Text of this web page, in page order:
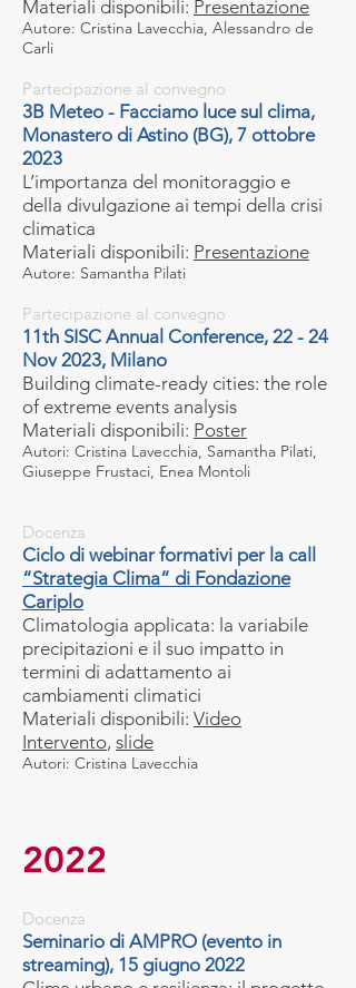
Materiali disponibili: Presentazione
Autore: Cristina Lavecchia, Alessandro de
Carli
Partecipazione al convegno
3B Meteo - Facciamo luce sul clima,
Monastero di Astino (BG), 7 ottobre
2023
L’importanza del monitoraggio e
della divulgazione ai tempi della crisi
climatica
Materiali disponibili: Presentazione
Autore: Samantha Pilati
Partecipazione al convegno
11th SISC Annual Conference, 22 - 24
Nov 2023, Milano
Building climate-ready cities: the role
of extreme events analysis
Materiali disponibili: Poster
Autori: Cristina Lavecchia, Samantha Pilati,
Giuseppe Frustaci, Enea Montoli
Docenza
Ciclo di webinar formativi per la call
“Strategia Clima” di Fondazione
Cariplo
Climatologia applicata: la variabile
precipitazioni e il suo impatto in
termini di adattamento ai
cambiamenti climatici
Materiali disponibili: Video
Intervento, slide
Autori: Cristina Lavecchia
2022
Docenza
Seminario di AMPRO (evento in
streaming), 15 giugno 2022